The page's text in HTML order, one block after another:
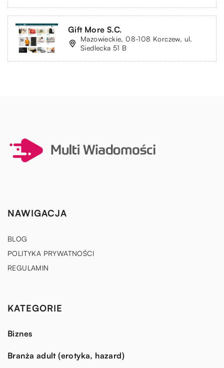
Gift More S.C.
Mazowieckie, 08-108 Korczew, ul.
Siedlecka 51 B
NAWIGACJA
BLOG
POLITYKA PRYWATNOŚCI
REGULAMIN
KATEGORIE
Biznes
Branża adult (erotyka, hazard)